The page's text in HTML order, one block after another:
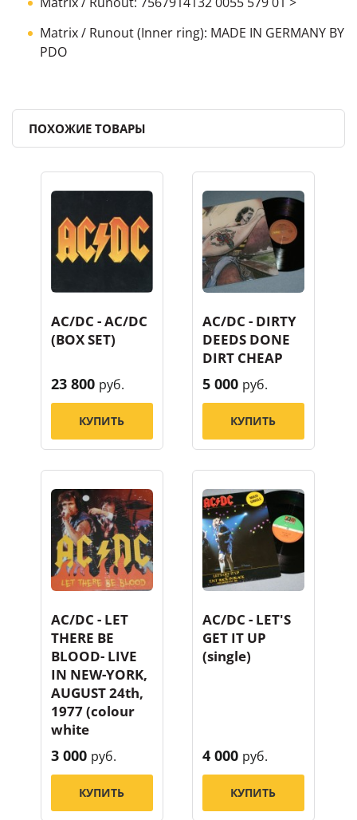
Matrix / Runout (Inner ring): MADE IN GERMANY BY
PDO
ПОХОЖИЕ ТОВАРЫ
AC/DC - AC/DC
(BOX SET)
23 800 руб.
КУПИТЬ
AC/DC - DIRTY
DEEDS DONE
DIRT CHEAP
5 000 руб.
КУПИТЬ
AC/DC - LET
THERE BE
BLOOD- LIVE
IN NEW-YORK,
AUGUST 24th,
1977 (colour
white
3 000 руб.
КУПИТЬ
AC/DC - LET'S
GET IT UP
(single)
4 000 руб.
КУПИТЬ